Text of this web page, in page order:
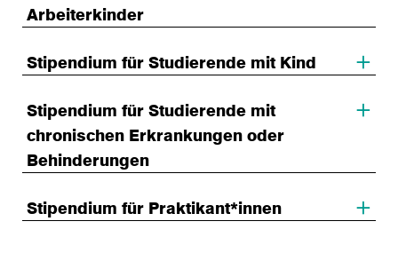
Arbeiterkinder
Stipendium für Studierende mit Kind
Stipendium für Studierende mit
chronischen Erkrankungen oder
Behinderungen
Stipendium für Praktikant*innen